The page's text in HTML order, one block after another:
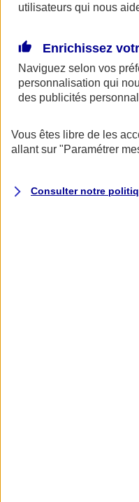
utilisateurs qui nous
Enrichissez
Naviguez selon vos
personnalisation qui
des publicités
Vous êtes libre de les
allant sur "Paramétrer
Consulter notre